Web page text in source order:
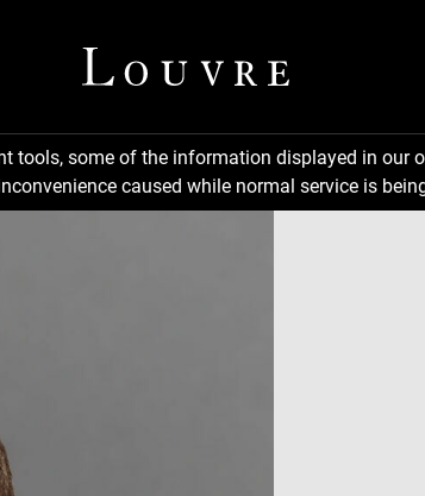
tools, some of the information displayed in
caused while normal service is